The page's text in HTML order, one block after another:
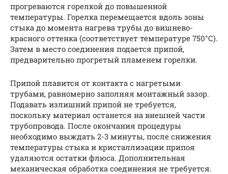
прогреваются горелкой до повышенной
температуры. Горелка перемещается вдоль зоны
стыка до момента нагрева трубы до вишнево-
красного оттенка (соответствует температуре 750°С).
Затем в место соединения подается припой,
предварительно прогретый пламенем горелки.
Припой плавится от контакта с нагретыми
трубами, равномерно заполняя монтажный зазор.
Подавать излишний припой не требуется,
поскольку материал останется на внешней части
трубопровода. После окончания процедуры
необходимо выждать 2-3 минуты, после снижения
температуры стыка и кристаллизации припоя
удаляются остатки флюса. Дополнительная
механическая обработка соединения не требуется.